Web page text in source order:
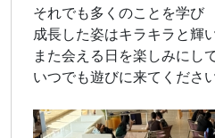
それでも多くのことを学び
成長した姿はキラキラと輝
また会える日を楽しみにし
いつでも遊びに来てくださ